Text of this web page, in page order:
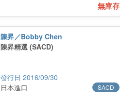
無庫存
陳昇／Bobby Chen
陳昇精選 (SACD)
2016/09/30
SACD
日本進口